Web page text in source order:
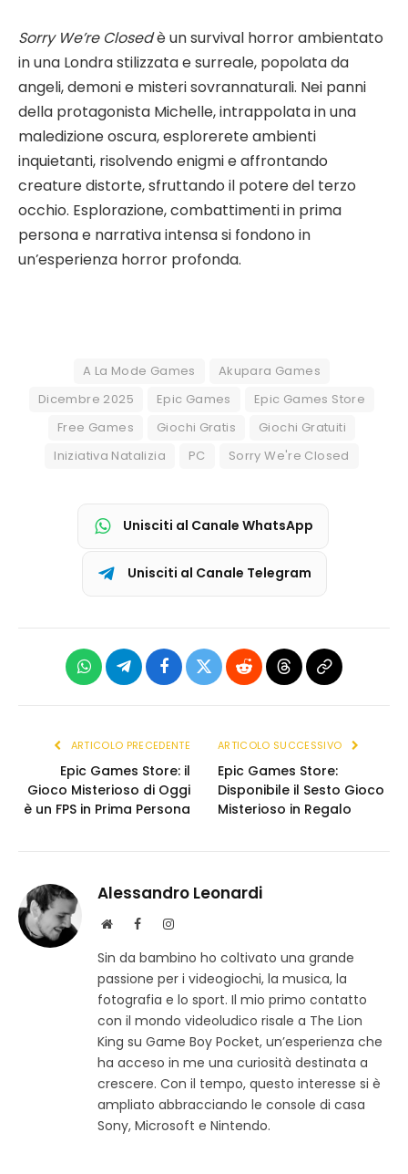
Sorry We’re Closedè un survival horror ambientato
in una Londra stilizzata e surreale, popolata da
angeli, demoni e misteri sovrannaturali. Nei panni
della protagonista Michelle, intrappolata in una
maledizione oscura, esplorerete ambienti
inquietanti, risolvendo enigmi e affrontando
creature distorte, sfruttando il potere del terzo
occhio. Esplorazione, combattimenti in prima
persona e narrativa intensa si fondono in
un’esperienza horror profonda.
A La Mode Games
Akupara Games
Dicembre 2025
Epic Games
Epic Games Store
Free Games
Giochi Gratis
Giochi Gratuiti
Iniziativa Natalizia
PC Sorry We're Closed
Unisciti al Canale WhatsApp
Unisciti al Canale Telegram
WhatsAppTelegramFacebook
X
RedditThreadsCopia
ARTICOLO PRECEDENTE
Epic Games Store: il
Gioco Misterioso di Oggi
è un FPS in Prima Persona
ARTICOLO SUCCESSIVO
Epic Games Store:
Disponibile il Sesto Gioco
Misterioso in Regalo
Alessandro Leonardi
S
t
o
w
F
c
e
b
k
I
s
t
a
a
m
Sin da bambino ho coltivato una grande
passione per i videogiochi, la musica, la
fotografia e lo sport. Il mio primo contatto
con il mondo videoludico risale a The Lion
King su Game Boy Pocket, un’esperienza che
ha acceso in me una curiosità destinata a
crescere. Con il tempo, questo interesse si è
ampliato abbracciando le console di casa
Sony, Microsoft e Nintendo.